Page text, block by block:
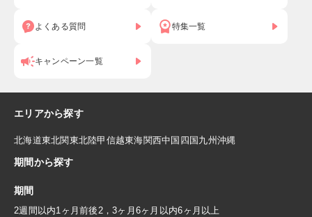
よくある質問 特集一覧
キャンペーン一覧
エリアから探す
北海道東北関東北陸甲信越東海関西中国 四国 九州 沖縄
期間から探す
期間
2週間以内1ヶ月前後2，3ヶ月 6ヶ月以内6ヶ月以上